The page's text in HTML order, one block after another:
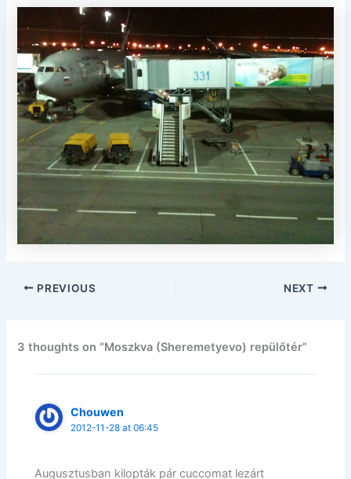
PREVIOUS NEXT
3 thoughts on “Moszkva (Sheremetyevo) repülőtér”
Chouwen
2012-11-28 at 06:45
Augusztusban kilopták pár cuccomat lezárt